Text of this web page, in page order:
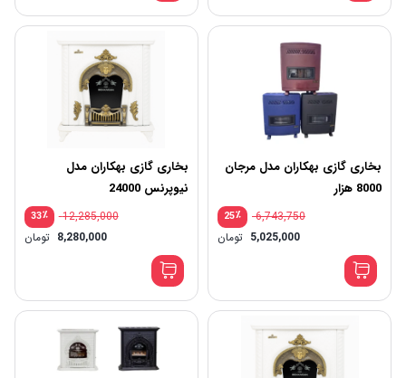
بخاری گازی بهکاران مدل مرجان
8000 هزار
٪25
6,743,750
5,025,000 تومان
بخاری گازی بهکاران مدل
نیوپرنس 24000
٪33
12,285,000
8,280,000 تومان